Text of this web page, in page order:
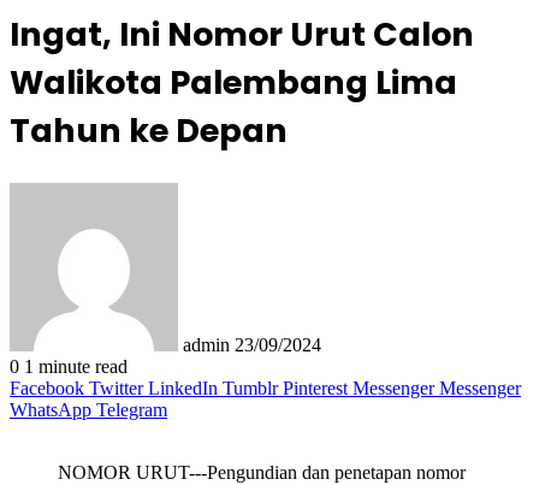
Ingat, Ini Nomor Urut Calon
Walikota Palembang Lima
Tahun ke Depan
admin 23/09/2024
0 1 minute read
Facebook Twitter LinkedIn Tumblr Pinterest Messenger Messenger
WhatsApp Telegram
NOMOR URUT---Pengundian dan penetapan nomor